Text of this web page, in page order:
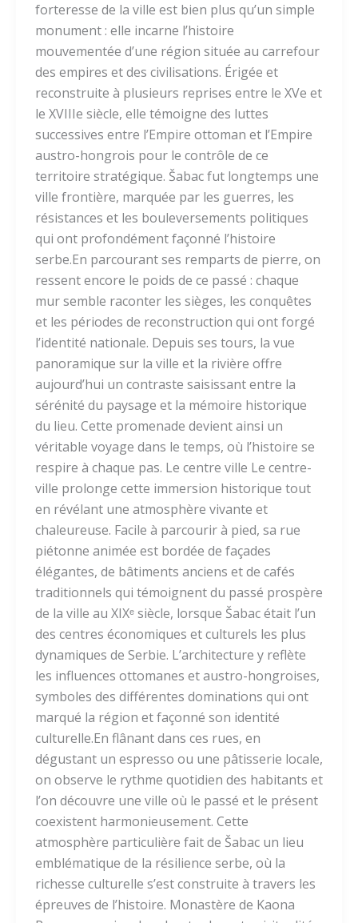
forteresse de la ville est bien plus qu’un simple
monument : elle incarne l’histoire
mouvementée d’une région située au carrefour
des empires et des civilisations. Érigée et
reconstruite à plusieurs reprises entre le XVe et
le XVIIIe siècle, elle témoigne des luttes
successives entre l’Empire ottoman et l’Empire
austro-hongrois pour le contrôle de ce
territoire stratégique. Šabac fut longtemps une
ville frontière, marquée par les guerres, les
résistances et les bouleversements politiques
qui ont profondément façonné l’histoire
serbe.En parcourant ses remparts de pierre, on
ressent encore le poids de ce passé : chaque
mur semble raconter les sièges, les conquêtes
et les périodes de reconstruction qui ont forgé
l’identité nationale. Depuis ses tours, la vue
panoramique sur la ville et la rivière offre
aujourd’hui un contraste saisissant entre la
sérénité du paysage et la mémoire historique
du lieu. Cette promenade devient ainsi un
véritable voyage dans le temps, où l’histoire se
respire à chaque pas. Le centre ville Le centre-
ville prolonge cette immersion historique tout
en révélant une atmosphère vivante et
chaleureuse. Facile à parcourir à pied, sa rue
piétonne animée est bordée de façades
élégantes, de bâtiments anciens et de cafés
traditionnels qui témoignent du passé prospère
de la ville au XIXᵉ siècle, lorsque Šabac était l’un
des centres économiques et culturels les plus
dynamiques de Serbie. L’architecture y reflète
les influences ottomanes et austro-hongroises,
symboles des différentes dominations qui ont
marqué la région et façonné son identité
culturelle.En flânant dans ces rues, en
dégustant un espresso ou une pâtisserie locale,
on observe le rythme quotidien des habitants et
l’on découvre une ville où le passé et le présent
coexistent harmonieusement. Cette
atmosphère particulière fait de Šabac un lieu
emblématique de la résilience serbe, où la
richesse culturelle s’est construite à travers les
épreuves de l’histoire. Monastère de Kaona